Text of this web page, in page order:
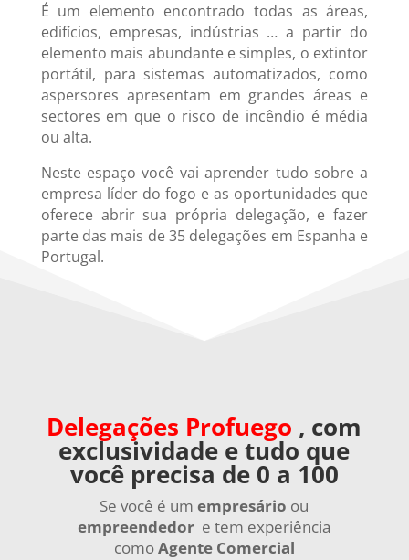
É um elemento encontrado todas as áreas,
edifícios, empresas, indústrias … a partir do
elemento mais abundante e simples, o extintor
portátil, para sistemas automatizados, como
aspersores apresentam em grandes áreas e
sectores em que o risco de incêndio é média
ou alta.
Neste espaço você vai aprender tudo sobre a
empresa líder do fogo e as oportunidades que
oferece abrir sua própria delegação, e fazer
parte das mais de 35 delegações em Espanha e
Portugal.
Delegações Profuego , com
exclusividade e tudo que
você precisa de 0 a 100
Se você é umempresário ou
empreendedor e tem experiência
comoAgente Comercial